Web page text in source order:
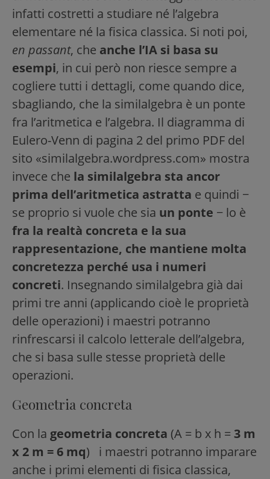
infatti costretti a studiare né l’algebra
elementare né la fisica classica. Si noti poi,
en passant, che anche l’IA si basa su
esempi, in cui però non riesce sempre a
cogliere tutti i dettagli, come quando dice,
sbagliando, che la similalgebra è un ponte
fra l’aritmetica e l’algebra. Il diagramma di
Eulero-Venn di pagina 2 del primo PDF del
sito «similalgebra.wordpress.com» mostra
invece che la similalgebra sta ancor
prima dell’aritmetica astratta e quindi −
se proprio si vuole che sia un ponte − lo è
fra la realtà concreta e la sua
rappresentazione, che mantiene molta
concretezza perché usa i numeri
concreti. Insegnando similalgebra già dai
primi tre anni (applicando cioè le proprietà
delle operazioni) i maestri potranno
rinfrescarsi il calcolo letterale dell’algebra,
che si basa sulle stesse proprietà delle
operazioni.
Geometria concreta
Con la geometria concreta (A = b x h = 3 m
x 2 m = 6 mq) i maestri potranno imparare
anche i primi elementi di fisica classica,